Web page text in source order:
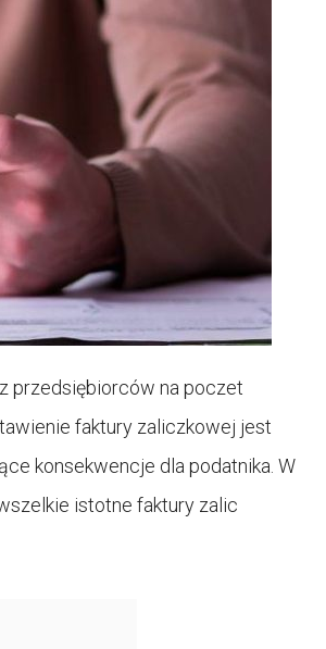
przedsiębiorców na poczet
faktury zaliczkowej jest
konsekwencje dla podatnika. W
istotne faktury zalic